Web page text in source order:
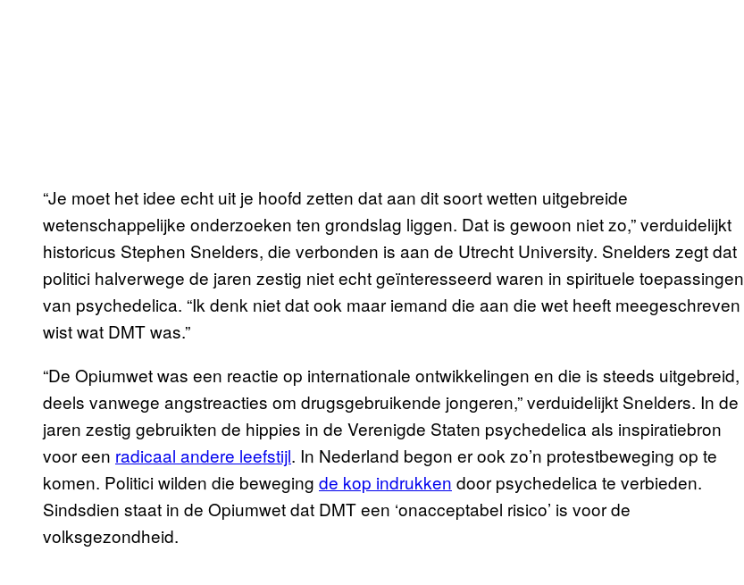
“Je moet het idee echt uit je hoofd zetten dat aan dit soort wetten uitgebreide
wetenschappelijke onderzoeken ten grondslag liggen. Dat is gewoon niet zo,” verduidelijkt
historicus Stephen Snelders, die verbonden is aan de Utrecht University. Snelders zegt dat
politici halverwege de jaren zestig niet echt geïnteresseerd waren in spirituele toepassingen
van psychedelica. “Ik denk niet dat ook maar iemand die aan die wet heeft meegeschreven
wist wat DMT was.”
“De Opiumwet was een reactie op internationale ontwikkelingen en die is steeds uitgebreid,
deels vanwege angstreacties om drugsgebruikende jongeren,” verduidelijkt Snelders. In de
jaren zestig gebruikten de hippies in de Verenigde Staten psychedelica als inspiratiebron
voor een radicaal andere leefstijl. In Nederland begon er ook zo’n protestbeweging op te
komen. Politici wilden die beweging de kop indrukken door psychedelica te verbieden.
Sindsdien staat in de Opiumwet dat DMT een ‘onacceptabel risico’ is voor de
volksgezondheid.